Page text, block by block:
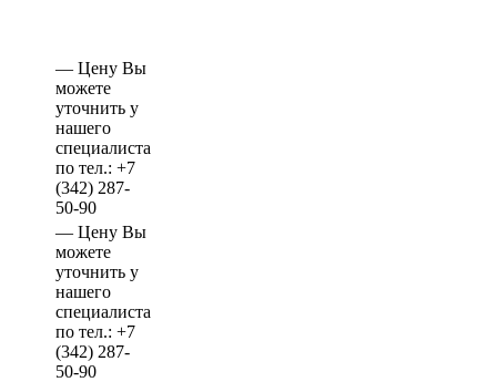
— Цену Вы
можете
уточнить у
нашего
специалиста
по тел.: +7
(342) 287-
50-90
— Цену Вы
можете
уточнить у
нашего
специалиста
по тел.: +7
(342) 287-
50-90